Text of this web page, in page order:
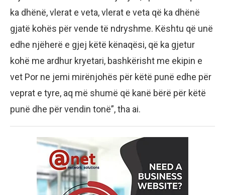
ka dhënë, vlerat e veta, vlerat e veta që ka dhënë
gjatë kohës për vende të ndryshme. Kështu që unë
edhe njëherë e gjej këtë kënaqësi, që ka gjetur
kohë me ardhur kryetari, bashkërisht me ekipin e
vet Por ne jemi mirënjohës për këtë punë edhe për
veprat e tyre, aq më shumë që kanë bërë për këtë
punë dhe për vendin tonë”, tha ai.